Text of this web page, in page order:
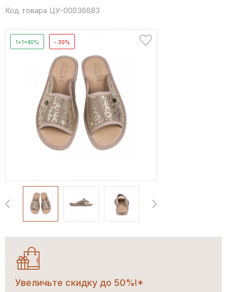
Код товара ЦУ-00036683
1+1=40% - 30%
Увеличьте скидку до 50%!*